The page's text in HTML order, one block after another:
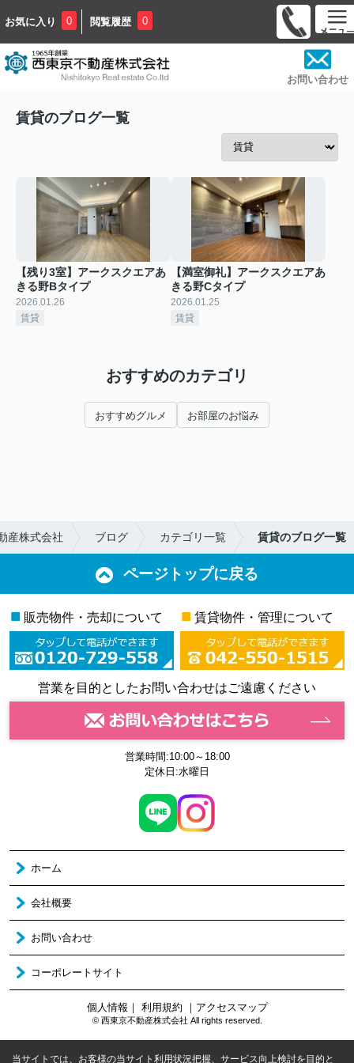
お気に入り 0 閲覧履歴 0
お問い合わせ
賃貸のブログ一覧
【残り3室】アークスクエアあ
きる野Bタイプ
2026.01.26
賃貸
【満室御礼】アークスクエアあ
きる野Cタイプ
2026.01.25
賃貸
おすすめのカテゴリ
おすすめグルメ お部屋のお悩み
産株式会社 ブログ カテゴリ一覧 賃貸のブログ一覧
ページトップに戻る
■ 販売物件・売却について ■ 賃貸物件・管理について
営業を目的としたお問い合わせはご遠慮ください
営業時間:10:00～18:00
定休日:水曜日
ホーム
会社概要
お問い合わせ
コーポレートサイト
個人情報 ｜ 利用規約 ｜ アクセスマップ
© 西東京不動産株式会社 All rights reserved.
当サイトでは、お客様の当サイト利用状況把握、サービス向上検討を目的と